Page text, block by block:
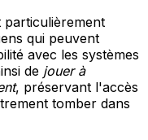
particulièrement
qui peuvent
avec les systèmes
de jouer à
, préservant l'accès
tomber dans